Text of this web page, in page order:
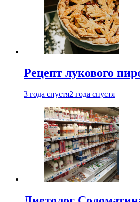
Рецепт лукового
3 года спустя2 года спустя